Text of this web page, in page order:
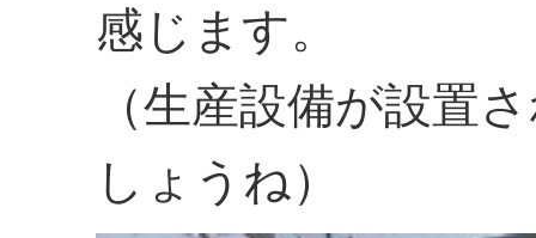
感じます。
（生産設備が設置
しょうね）